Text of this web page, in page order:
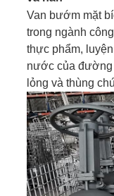
Van bướm mặt
trong ngành
thực phẩm,
nước của đường
lỏng và thùng